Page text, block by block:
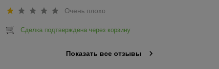
Очень плохо
Сделка подтверждена через корзину
Показать все отзывы